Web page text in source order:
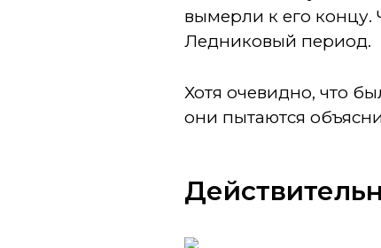
вымерли к его
Ледниковый период.
Хотя очевидно, что
они пытаются